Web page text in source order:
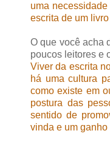
uma
escrita de um
O que você acha
poucos leitores e
Viver da escrita
há uma cultura
como existe em
postura das
sentido de
vinda e um